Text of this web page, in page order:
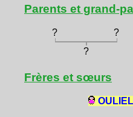
Parents et grand-
? ?
?
Frères et sœurs